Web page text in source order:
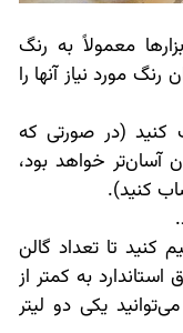
معمولاً به رنگ
مورد نیاز آنها را
کنید (در صورتی که
خواهد بود،
کنید).
آمده را بر 38 تقسیم کنید تا تعداد گالن
به کمتر از
یکی دو لیتر